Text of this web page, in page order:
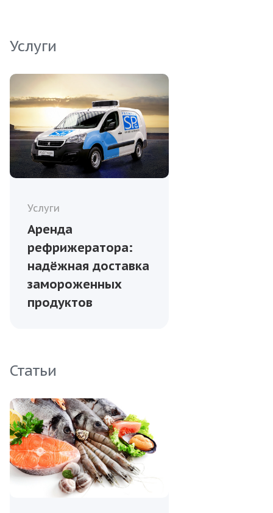
Услуги
Услуги
Аренда
рефрижератора:
надёжная доставка
замороженных
продуктов
Статьи